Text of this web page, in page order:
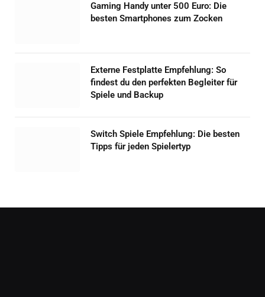
Gaming Handy unter 500 Euro: Die
besten Smartphones zum Zocken
Externe Festplatte Empfehlung: So
findest du den perfekten Begleiter für
Spiele und Backup
Switch Spiele Empfehlung: Die besten
Tipps für jeden Spielertyp